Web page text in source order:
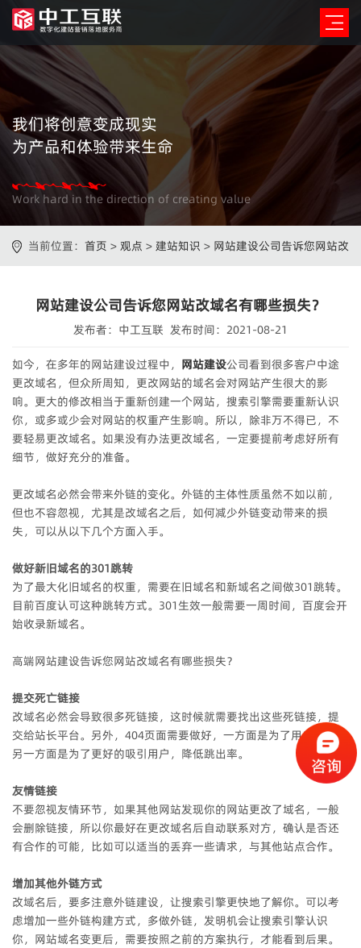
我们将创意变成现实
为产品和体验带来生命
Work hard in the direction of creating value
当前位置： 首页 > 观点 > 建站知识 > 网站建设公司告诉您网站改
网站建设公司告诉您网站改域名有哪些损失？
发布者：中工互联 发布时间：2021-08-21
如今，在多年的网站建设过程中， 网站建设公司看到很多客户中途
更改域名，但众所周知，更改网站的域名会对网站产生很大的影
响。更大的修改相当于重新创建一个网站，搜索引擎需要重新认识
你，或多或少会对网站的权重产生影响。所以，除非万不得已，不
要轻易更改域名。如果没有办法更改域名，一定要提前考虑好所有
细节，做好充分的准备。
更改域名必然会带来外链的变化。外链的主体性质虽然不如以前，
但也不容忽视，尤其是改域名之后，如何减少外链变动带来的损
失，可以从以下几个方面入手。
做好新旧域名的301跳转
为了最大化旧域名的权重，需要在旧域名和新域名之间做301跳转。
目前百度认可这种跳转方式。301生效一般需要一周时间，百度会开
始收录新域名。
高端网站建设告诉您网站改域名有哪些损失？
提交死亡链接
改域名必然会导致很多死链接，这时候就需要找出这些死链接，提
交给站长平台。另外，404页面需要做好，一方面是为了用户体验，
另一方面是为了更好的吸引用户，降低跳出率。
友情链接
不要忽视友情环节，如果其他网站发现你的网站更改了域名，一般
会删除链接，所以你最好在更改域名后自动联系对方，确认是否还
有合作的可能，比如可以适当的丢弃一些请求，与其他站点合作。
增加其他外链方式
改域名后，要多注意外链建设，让搜索引擎更快地了解你。可以考
虑增加一些外链构建方式，多做外链，发明机会让搜索引擎认识
你，网站域名变更后，需要按照之前的方案执行，才能看到后果。